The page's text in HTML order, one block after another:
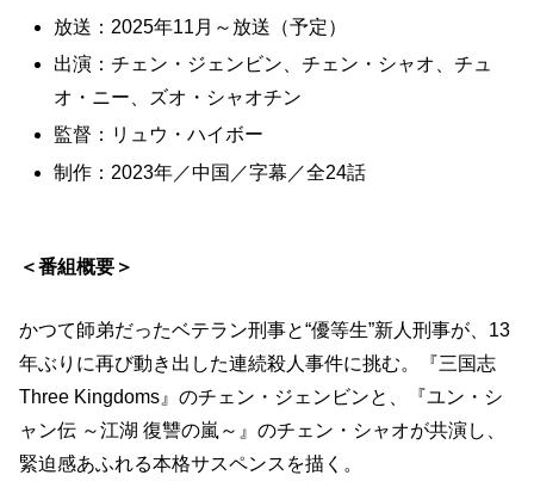
放送：2025年11月～放送（予定）
出演：チェン・ジェンビン、チェン・シャオ、チュ
オ・ニー、ズオ・シャオチン
監督：リュウ・ハイボー
制作：2023年／中国／字幕／全24話
＜番組概要＞
かつて師弟だったベテラン刑事と“優等生”新人刑事が、13
年ぶりに再び動き出した連続殺人事件に挑む。『三国志
Three Kingdoms』のチェン・ジェンビンと、『ユン・シ
ャン伝 ～江湖 復讐の嵐～』のチェン・シャオが共演し、
緊迫感あふれる本格サスペンスを描く。